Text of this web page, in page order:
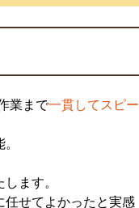
業まで一貫してスピー
ます。
任せてよかったと実感